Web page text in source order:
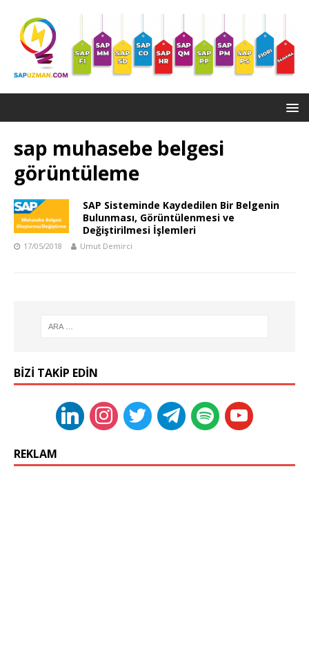
sap muhasebe belgesi
görüntüleme
SAP Sisteminde Kaydedilen Bir Belgenin
Bulunması, Görüntülenmesi ve
Değiştirilmesi İşlemleri
17/05/2018 Umut Demirci
BIZI TAKIP EDIN
REKLAM